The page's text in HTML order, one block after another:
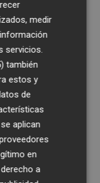
medir
servicios.
también
estos y
de
aplican
en
a